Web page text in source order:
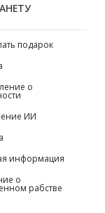
подарок
о
ИИ
информация
о
рабстве